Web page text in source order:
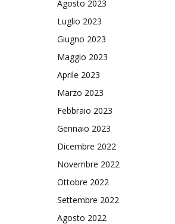
Agosto 2023
Luglio 2023
Giugno 2023
Maggio 2023
Aprile 2023
Marzo 2023
Febbraio 2023
Gennaio 2023
Dicembre 2022
Novembre 2022
Ottobre 2022
Settembre 2022
Agosto 2022